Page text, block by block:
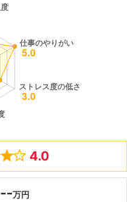
4.0
--万円